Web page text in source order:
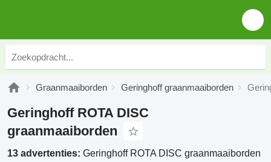
Graanmaaiborden Geringhoff graanmaaiborden
Geringhoff ROTA DISC
graanmaaiborden
13 advertenties: Geringhoff ROTA DISC graanmaaiborden